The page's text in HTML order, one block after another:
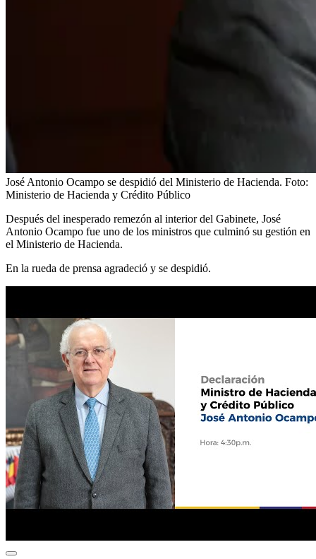
José Antonio Ocampo se despidió del Ministerio de Hacienda. Foto:
Ministerio de Hacienda y Crédito Público
Después del inesperado remezón al interior del Gabinete, José
Antonio Ocampo fue uno de los ministros que culminó su gestión en
el Ministerio de Hacienda.
En la rueda de prensa agradeció y se despidió.